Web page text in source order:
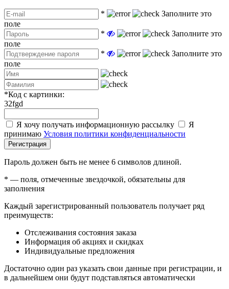
*
Заполните это
поле
*
Заполните это
поле
*
Заполните это
поле
*Код с картинки:
32fgd
Я хочу получать информационную рассылку
Я
принимаю Условия политики конфиденциальности
Регистрация
Пароль должен быть не менее 6 символов длиной.
* — поля, отмеченные звездочкой, обязательны для
заполнения
Каждый зарегистрированный пользователь получает ряд
преимуществ:
Отслеживания состояния заказа
Информация об акциях и скидках
Индивидуальные предложения
Достаточно один раз указать свои данные при регистрации, и
в дальнейшем они будут подставляться автоматически